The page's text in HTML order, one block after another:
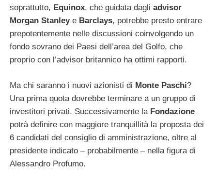
soprattutto, Equinox, che guidata dagli advisor
Morgan Stanleye Barclays, potrebbe presto entrare
prepotentemente nelle discussioni coinvolgendo un
fondo sovrano dei Paesi dell’area del Golfo, che
proprio con l’advisor britannico ha ottimi rapporti.
Ma chi saranno i nuovi azionisti di Monte Paschi?
Una prima quota dovrebbe terminare a un gruppo di
investitori privati. Successivamente la Fondazione
potrà definire con maggiore tranquillità la proposta dei
6 candidati del consiglio di amministrazione, oltre al
presidente indicato – probabilmente – nella figura di
Alessandro Profumo.